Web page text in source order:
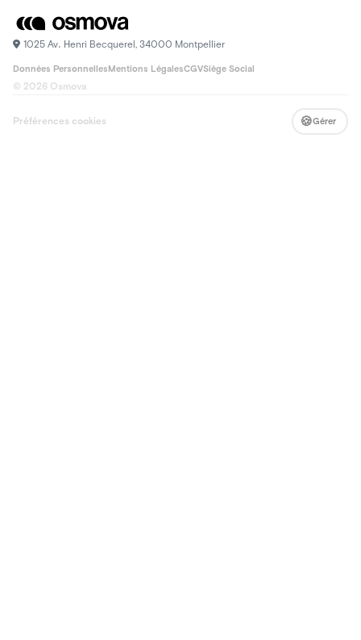
1025 Av. Henri Becquerel, 34000 Montpellier
Données PersonnellesMentions LégalesCGVSiège Social
© 2026 Osmova
Préférences cookies 🍪Gérer